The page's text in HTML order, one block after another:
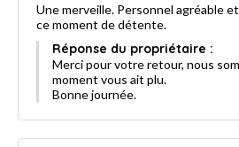
Une merveille. Personnel agréable
ce moment de détente.
Réponse du propriétaire :
Merci pour votre retour, nous
moment vous ait plu.
Bonne journée.